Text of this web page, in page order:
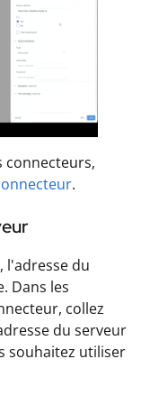
connecteurs,
.
l'adresse du
Dans les
collez
du serveur
souhaitez utiliser